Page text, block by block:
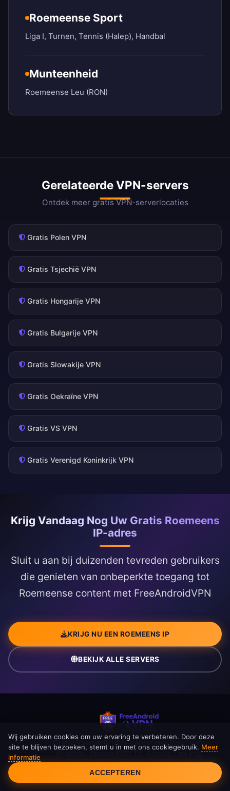
Roemeense Sport
Liga I, Turnen, Tennis (Halep), Handbal
Munteenheid
Roemeense Leu (RON)
Gerelateerde VPN-servers
Ontdek meer gratis VPN-serverlocaties
Gratis Polen VPN
Gratis Tsjechië VPN
Gratis Hongarije VPN
Gratis Bulgarije VPN
Gratis Slowakije VPN
Gratis Oekraïne VPN
Gratis VS VPN
Gratis Verenigd Koninkrijk VPN
Krijg Vandaag Nog Uw Gratis Roemeens
IP-adres
Sluit u aan bij duizenden tevreden gebruikers
die genieten van onbeperkte toegang tot
Roemeense content met FreeAndroidVPN
KRIJG NU EEN ROEMEENS IP
BEKIJK ALLE SERVERS
Gratis Roemenië VPN-server met Roemeens
IP-adres. Stream PRO TV, Antena 1 en krijg
veilig toegang tot Roemeense content.
Onbeperkte bandbreedte, geen registratie.
Cookietoestemming
Wij gebruiken cookies om uw ervaring te verbeteren. Door deze
site te blijven bezoeken, stemt u in met ons cookiegebruik. Meer
informatie
ACCEPTEREN